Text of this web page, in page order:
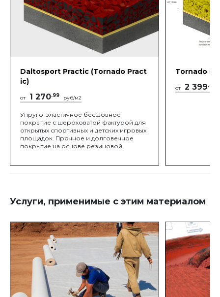
Daltosport Practic (Tornado Pract
ic)
от 1 270.99 руб/м2
Упруго-эластичное бесшовное
покрытие с шероховатой фактурой для
открытых спортивных и детских игровых
площадок. Прочное и долговечное
покрытие на основе резиновой
Tornado
от 2 399.42
Услуги, применимые с этим материалом